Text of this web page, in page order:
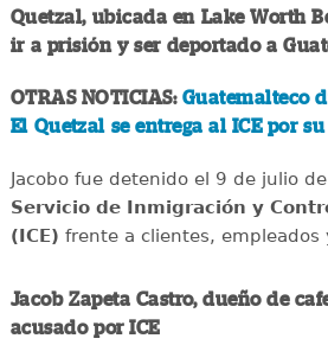
Quetzal, ubicada en Lake Worth
ir a prisión y ser deportado a
OTRAS NOTICIAS: Guatemalteco
El Quetzal se entrega al ICE por
Jacobo fue detenido el 9 de julio
Servicio de Inmigración y
(ICE) frente a clientes, empleados
Jacob Zapeta Castro, dueño de
acusado por ICE